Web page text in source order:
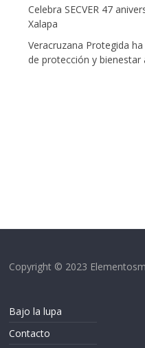
Celebra SECVER 47
Xalapa
Veracruzana Protegida
de protección y bienestar
Copyright © 2023
Bajo la lupa
Contacto